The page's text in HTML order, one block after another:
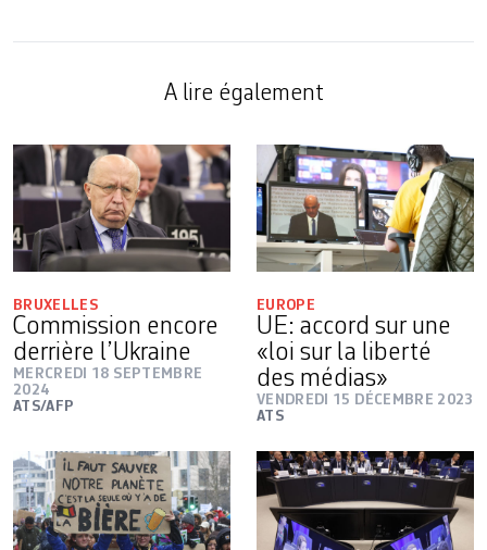
A lire également
BRUXELLES
Commission encore
derrière l’Ukraine
MERCREDI 18 SEPTEMBRE
2024
ATS/AFP
EUROPE
UE: accord sur une
«loi sur la liberté
des médias»
VENDREDI 15 DÉCEMBRE 2023
ATS